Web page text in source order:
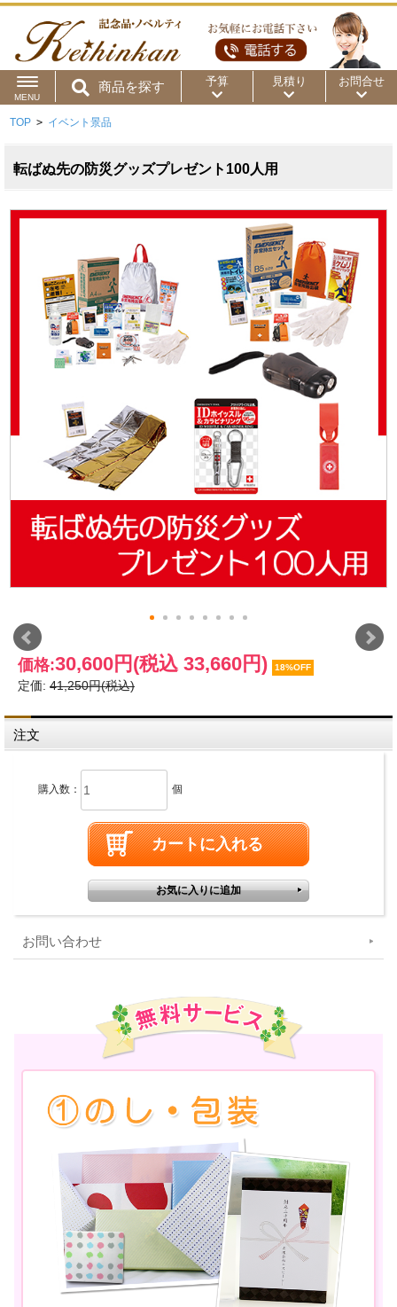
MENU
商品を探す 予算
用途から
商品カテゴリ
価格帯から
～300円 ～500円
～2,000円 ～5,000円 ～10,000円
～15,000円 ～20,000円 ～30,000円
～50,000円 50,001円～
見積り お問合せ
TOP > イベント景品
転ばぬ先の防災グッズプレゼント100人用
価格:30,600円 (税込 33,660円) 18%OFF
定価: 41,250円(税込)
注文
購入数： 個
お問い合わせ